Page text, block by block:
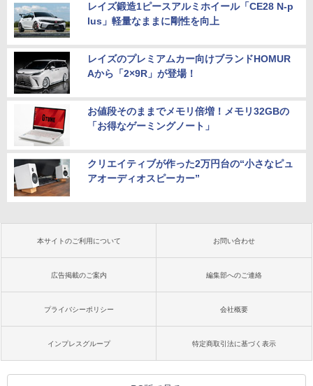
レイズ鍛造1ピースアルミホイール「CE28 N-p
lus」軽量なままに剛性を向上
レイズのプレミアムカー向けブランドHOMUR
Aから「2×9R」が登場！
お値段そのままでメモリ倍増！メモリ32GBの
「お得なゲーミングノート」
クリエイティブが作った2万円台の“小さなピュ
アオーディオスピーカー”
本サイトのご利用について お問い合わせ
広告掲載のご案内 編集部へのご連絡
プライバシーポリシー 会社概要
インプレスグループ 特定商取引法に基づく表示